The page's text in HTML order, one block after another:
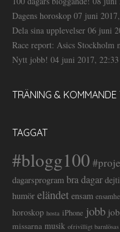
Dagens horoskop 07 juni
Dela sina upplevelser 06 juni
Race report: Asics Stockholm
Nytt jobb! 04 juni 2017, 22:33
TRÄNING & KOMMANDE
TAGGAT
#blogg100
dagarsprogram bra dagar
humör eländet ensam
horoskop hosta iPhone jobb
missarna musik ofrivilligt barnlösas